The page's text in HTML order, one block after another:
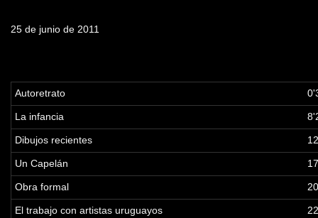
25 de junio de 2011
Autoretrato
La infancia
Dibujos recientes
Un Capelán
Obra formal
El trabajo con artistas uruguayos